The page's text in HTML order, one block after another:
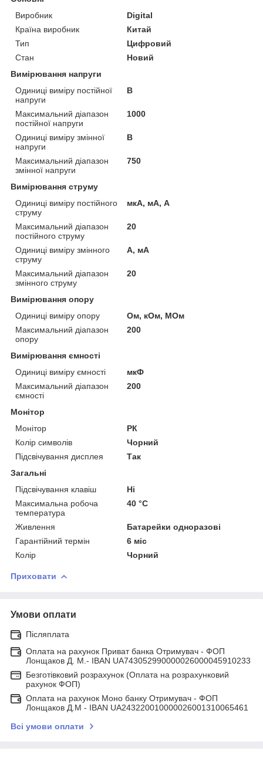
Виробник
Digital
Країна виробник
Китай
Тип
Цифровий
Стан
Новий
Вимірювання напруги
Одиниці виміру постійної
напруги
В
Максимальний діапазон
постійної напруги
1000
Одиниці виміру змінної
напруги
В
Максимальний діапазон
змінної напруги
750
Вимірювання струму
Одиниці виміру постійного
струму
мкА, мА, А
Максимальний діапазон
постійного струму
20
Одиниці виміру змінного
струму
А, мА
Максимальний діапазон
змінного струму
20
Вимірювання опору
Одиниці виміру опору
Ом, кОм, МОм
Максимальний діапазон
опору
200
Вимірювання ємності
Одиниці виміру ємності
мкФ
Максимальний діапазон
ємності
200
Монітор
Монітор
РК
Колір символів
Чорний
Підсвічування дисплея
Так
Загальні
Підсвічування клавіш
Ні
Максимальна робоча
температура
40 °С
Живлення
Батарейки одноразові
Гарантійний термін
6 міс
Колір
Чорний
Приховати
Умови оплати
Післяплата
Оплата на рахунок Приват банка Отримувач - ФОП
Лонщаков Д. М.- IBAN UA743052990000026000045910233
Безготівковий розрахунок (Оплата на розрахунковий
рахунок ФОП)
Оплата на рахунок Моно банку Отримувач - ФОП
Лонщаков Д.М - IBAN UA243220010000026001310065461
Всі умови оплати